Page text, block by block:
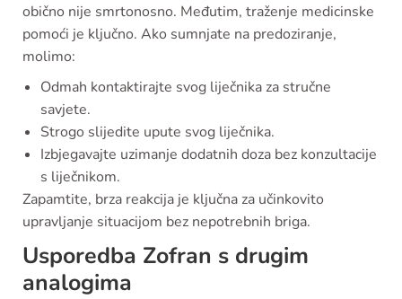
obično nije smrtonosno. Međutim, traženje medicinske
pomoći je ključno. Ako sumnjate na predoziranje,
molimo:
Odmah kontaktirajte svog liječnika za stručne
savjete.
Strogo slijedite upute svog liječnika.
Izbjegavajte uzimanje dodatnih doza bez konzultacije
s liječnikom.
Zapamtite, brza reakcija je ključna za učinkovito
upravljanje situacijom bez nepotrebnih briga.
Usporedba Zofran s drugim
analogima